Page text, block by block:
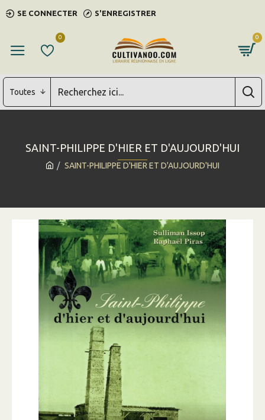
SE CONNECTER S'ENREGISTRER
0 0
Toutes
SAINT-PHILIPPE D'HIER ET D'AUJOURD'HUI
SAINT-PHILIPPE D'HIER ET D'AUJOURD'HUI